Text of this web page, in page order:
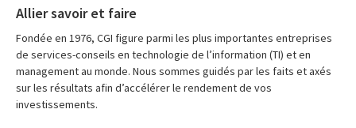
Allier savoir et faire
Fondée en 1976, CGI figure parmi les plus importantes entreprises
de services-conseils en technologie de l’information (TI) et en
management au monde. Nous sommes guidés par les faits et axés
sur les résultats afin d’accélérer le rendement de vos
investissements.